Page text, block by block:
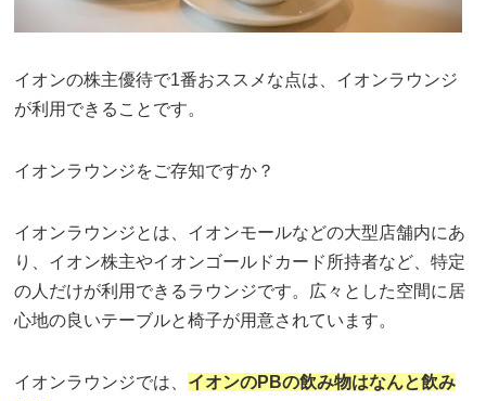
イオンの株主優待で1番おススメな点は、イオンラウンジ
が利用できることです。
イオンラウンジをご存知ですか？
イオンラウンジとは、イオンモールなどの大型店舗内にあ
り、イオン株主やイオンゴールドカード所持者など、特定
の人だけが利用できるラウンジです。広々とした空間に居
心地の良いテーブルと椅子が用意されています。
イオンラウンジでは、 イオンのPBの飲み物はなんと飲み